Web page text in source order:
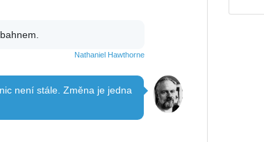
Nathaniel Hawthorne
není stále. Změna je jedna